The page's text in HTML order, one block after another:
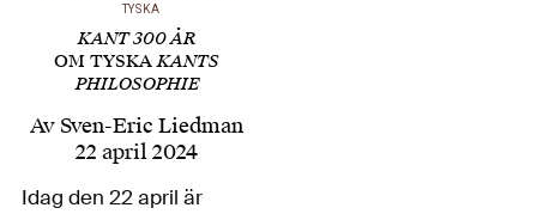
TYSKA
KANT 300 ÅR
OM TYSKAKANTS
PHILOSOPHIE
Av Sven-Eric Liedman
22 april 2024
Idag den 22 april är